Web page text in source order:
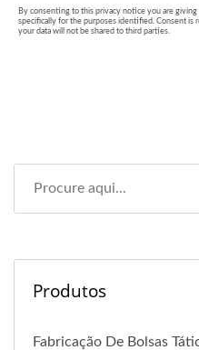
Produtos
Fabricação De Bolsas